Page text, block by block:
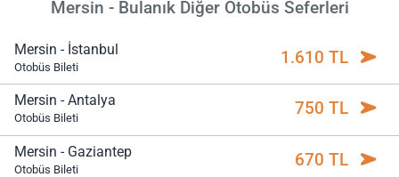
Mersin - Bulanık Diğer Otobüs Seferleri
Mersin - İstanbul
Otobüs Bileti 1.610 TL
Mersin - Antalya
Otobüs Bileti 750 TL
Mersin - Gaziantep
Otobüs Bileti 670 TL